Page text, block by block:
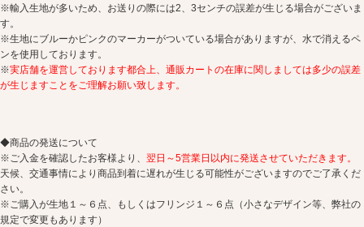
※輸入生地が多いため、お送りの際には2、3センチの誤差が生じる場合がございま
す。
※生地にブルーかピンクのマーカーがついている場合がありますが、水で消えるペ
ンを使用しております。
※実店舗を運営しております都合上、通販カートの在庫に関しましては多少の誤差
が生じますことをご理解お願い致します。
◆商品の発送について
※ご入金を確認したお客様より、 翌日～5営業日以内に発送させていただきます。
天候、交通事情により商品到着に遅れが生じる可能性がございますのでご了承くだ
さい。
※ご購入が生地１～６点、もしくはフリンジ１～６点（小さなデザイン等、弊社の
規定で変更もあります）